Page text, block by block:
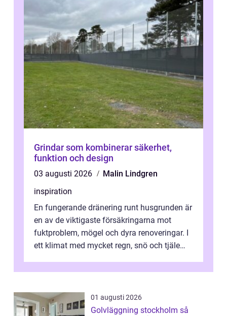
Grindar som kombinerar säkerhet,
funktion och design
03 augusti 2026
Malin Lindgren
inspiration
En fungerande dränering runt husgrunden är
en av de viktigaste försäkringarna mot
fuktproblem, mögel och dyra renoveringar. I
ett klimat med mycket regn, snö och tjäle
01 augusti 2026
Golvläggning stockholm så